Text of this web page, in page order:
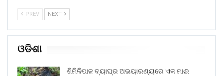
PREV NEXT
ଓଡିଶା
ଶିମିଳିପାଳ ବ୍ୟାଘ୍ର ଅଭୟାରଣ୍ୟରେ ଏକ ମାଈ